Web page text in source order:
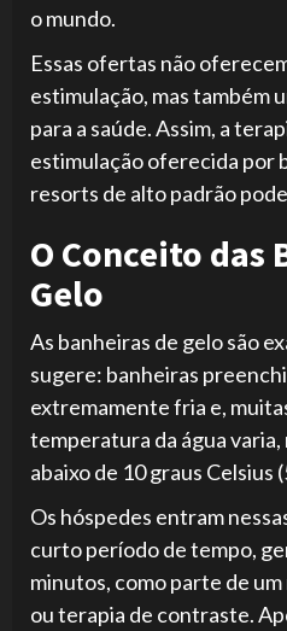
o mundo.
Essas ofertas não
estimulação, mas também
para a saúde. Assim, a
estimulação oferecida por
resorts de alto padrão
O Conceito das
Gelo
As banheiras de gelo são
sugere: banheiras
extremamente fria e,
temperatura da água
abaixo de 10 graus Celsius
Os hóspedes entram
curto período de tempo,
minutos, como parte de
ou terapia de contraste.